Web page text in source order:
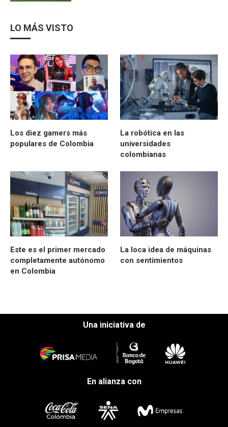
LO MÁS VISTO
Los diez gamers más
populares de Colombia
La robótica en las
universidades
colombianas
Este es el primer mercado
completamente autónomo
en Colombia
La loca idea de máquinas
con sentimientos
Una iniciativa de
En alianza con